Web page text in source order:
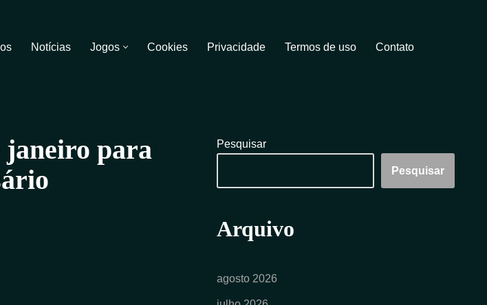
Notícias Jogos Cookies Privacidade Termos de uso Contato
janeiro para
Pesquisar
Pesquisar
Arquivo
agosto 2026